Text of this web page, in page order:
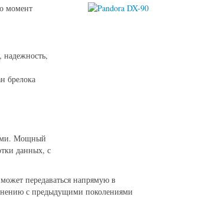
момент
надежность,
брелока
Мощный
данных, с
передаваться напрямую в
с предыдущими поколениями